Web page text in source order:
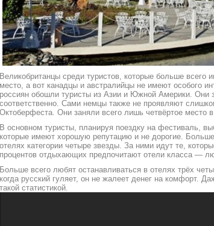
Великобританцы среди туристов, которые больше всего
место, а вот канадцы и австралийцы не имеют особого
россиян обошли туристы из Азии и Южной Америки. Они
соответственно. Сами немцы также не проявляют
Октоберфеста. Они заняли всего лишь четвёртое место в
В основном туристы, планируя поездку на фестиваль,
которые имеют хорошую репутацию и не дорогие.
отелях категории четыре звезды. За ними идут те,
процентов отдыхающих предпочитают отели класса —
Больше всего любят останавливаться в отелях трёх
когда русский гуляет, он не жалеет денег на комфорт.
такой статистикой.